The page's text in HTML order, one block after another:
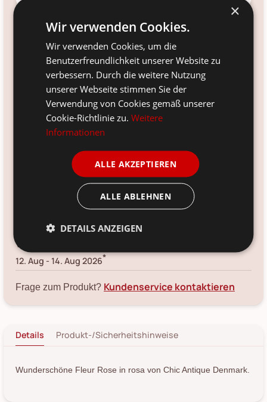
Verfügbarkeit:
Ja, aber nur noch 1 Stück verfügbar.
Versandinfo:
noch 1 Stück sofort verfügbar.*
Artikelnr.:
CA30076707
Kunststoff
Voraussichtliche Lieferung:
12. Aug - 14. Aug 2026*
Frage zum Produkt? Kundenservice kontaktieren
Details Produkt-/Sicherheitshinweise
Wunderschöne Fleur Rose in rosa von Chic Antique Denmark.
×
Wir verwenden Cookies.
Wir verwenden Cookies, um die
Benutzerfreundlichkeit unserer Website zu
verbessern. Durch die weitere Nutzung
unserer Webseite stimmen Sie der
Verwendung von Cookies gemäß unserer
Cookie-Richtlinie zu.Weitere
Informationen
ALLE AKZEPTIEREN
ALLE ABLEHNEN
DETAILS ANZEIGEN